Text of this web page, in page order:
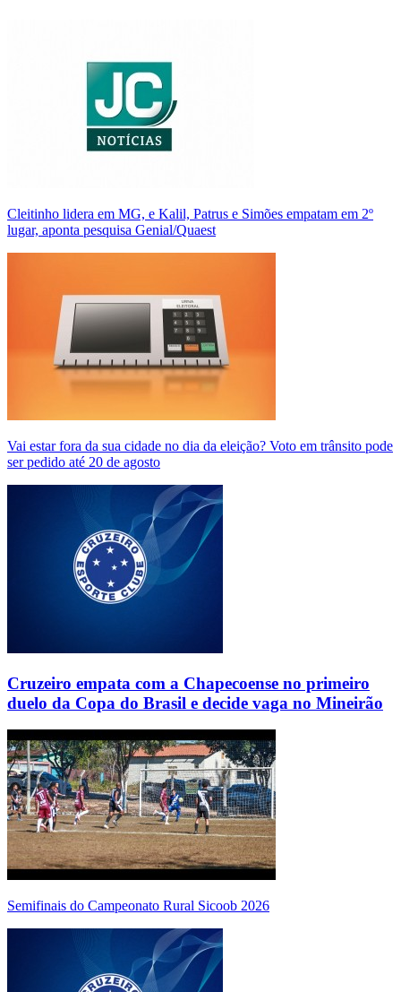
Cleitinho lidera em MG, e Kalil, Patrus e Simões empatam em 2º
lugar, aponta pesquisa Genial/Quaest
Vai estar fora da sua cidade no dia da eleição? Voto em trânsito pode
ser pedido até 20 de agosto
Cruzeiro empata com a Chapecoense no primeiro
duelo da Copa do Brasil e decide vaga no Mineirão
Semifinais do Campeonato Rural Sicoob 2026